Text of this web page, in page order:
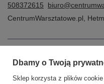
508372615
CentrumWarsztatowe.pl
Dbamy o Twoją
Sklep korzysta z plików